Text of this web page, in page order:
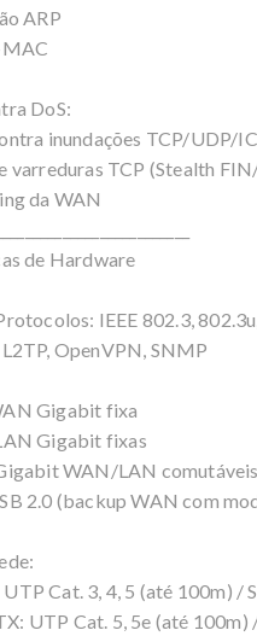
ARP
MAC
DoS:
inundações TCP/UDP/
varreduras TCP (Stealth
da WAN
de Hardware
IEEE 802.3,
L2TP, OpenVPN, SNMP
Gigabit fixa
Gigabit fixas
WAN/LAN comutáveis
2.0 (backup WAN com
UTP Cat. 3, 4, 5 (até 100m) /
UTP Cat. 5, 5e (até